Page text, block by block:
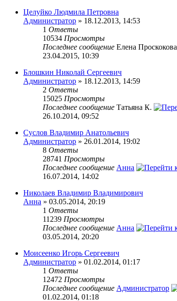
Целуйко Людмила Петровна
Администратор » 18.12.2013, 14:53
1 Ответы
10534 Просмотры
Последнее сообщение Елена Проскокова
23.04.2015, 10:39
Блошкин Николай Сергеевич
Администратор » 18.12.2013, 14:59
2 Ответы
15025 Просмотры
Последнее сообщение Татьяна К.
26.10.2014, 09:52
Суслов Владимир Анатольевич
Администратор » 26.01.2014, 19:02
8 Ответы
28741 Просмотры
Последнее сообщение Анна
16.07.2014, 14:02
Николаев Владимир Владимирович
Анна » 03.05.2014, 20:19
1 Ответы
11239 Просмотры
Последнее сообщение Анна
03.05.2014, 20:20
Моисеенко Игорь Сергеевич
Администратор » 01.02.2014, 01:17
1 Ответы
12472 Просмотры
Последнее сообщение Администратор
01.02.2014, 01:18